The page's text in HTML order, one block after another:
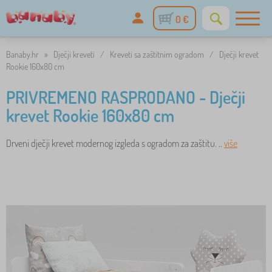
0 €
Banaby.hr » Dječji kreveti / Kreveti sa zaštitnim ogradom /
Dječji krevet
Rookie 160x80 cm
PRIVREMENO RASPRODANO - Dječji
krevet Rookie 160x80 cm
Drveni dječji krevet modernog izgleda s ogradom za zaštitu. .. više